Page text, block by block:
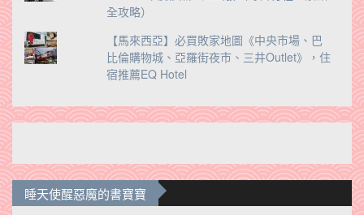
全攻略）
【馬來西亞】必買敗家地圖《中央市場、巴
比倫購物城、亞羅街夜市、三井Outlet》，住
宿推薦EQ Hotel
睡天使醒惡魔的書寶寶